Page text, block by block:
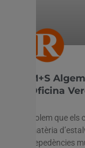
M+S
Oficina
Volem que
matèria
depedències